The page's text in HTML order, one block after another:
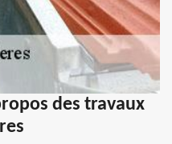
des travaux